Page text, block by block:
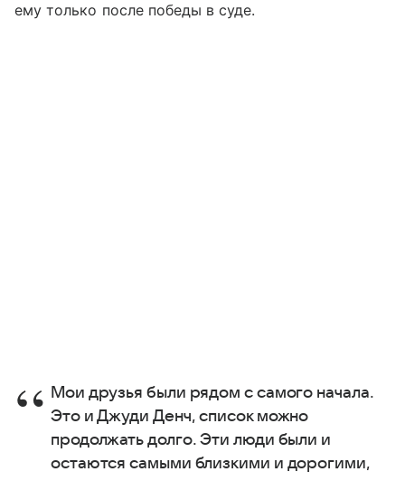
ему только после победы в суде.
Мои друзья были рядом с самого начала.
Это и Джуди Денч, список можно
продолжать долго. Эти люди были и
остаются самыми близкими и дорогими,